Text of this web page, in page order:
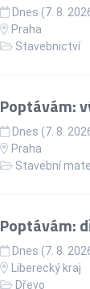
Dnes (7. 8.
Praha
Stavebnictví
Poptávám:
Dnes (7. 8.
Praha
Stavební
Poptávám:
Dnes (7. 8.
Liberecký kraj
Dřevo